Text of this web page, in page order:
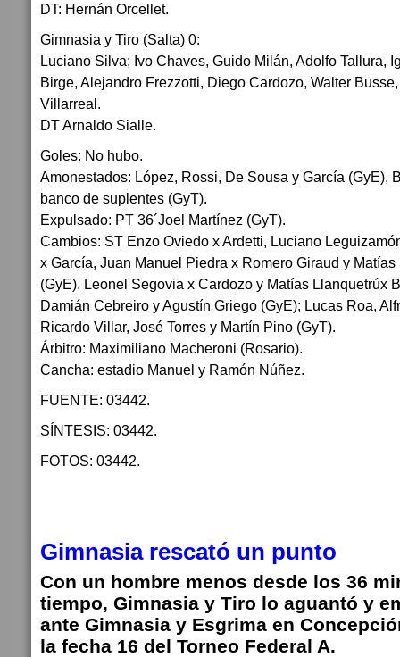
DT: Hernán Orcellet.
Gimnasia y Tiro (Salta) 0:
Luciano Silva; Ivo Chaves, Guido Milán, Adolfo Tallura,
Birge, Alejandro Frezzotti, Diego Cardozo, Walter
Villarreal.
DT Arnaldo Sialle.
Goles: No hubo.
Amonestados: López, Rossi, De Sousa y García (GyE),
banco de suplentes (GyT).
Expulsado: PT 36´Joel Martínez (GyT).
Cambios: ST Enzo Oviedo x Ardetti, Luciano
x García, Juan Manuel Piedra x Romero Giraud y
(GyE). Leonel Segovia x Cardozo y Matías Llanquetrúx
Damián Cebreiro y Agustín Griego (GyE); Lucas Roa,
Ricardo Villar, José Torres y Martín Pino (GyT).
Árbitro: Maximiliano Macheroni (Rosario).
Cancha: estadio Manuel y Ramón Núñez.
FUENTE: 03442.
SÍNTESIS: 03442.
FOTOS: 03442.
Gimnasia rescató un punto
Con un hombre menos desde los 36
tiempo, Gimnasia y Tiro lo aguantó y
ante Gimnasia y Esgrima en
la fecha 16 del Torneo Federal A.